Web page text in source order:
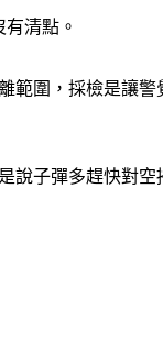
清點。
圍，採檢是讓警
說子彈多趕快對空